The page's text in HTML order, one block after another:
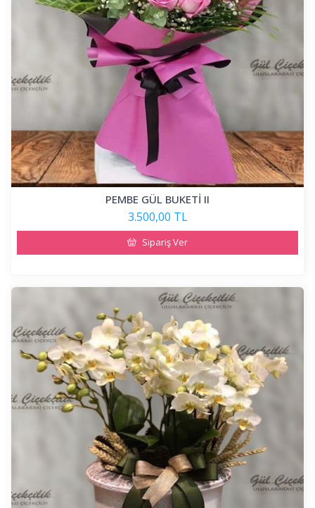
PEMBE GÜL BUKETİ II
3.500,00 TL
Sipariş Ver